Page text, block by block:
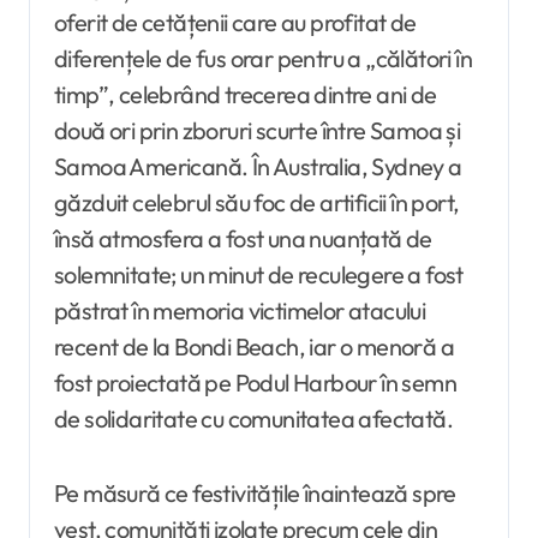
oferit de cetățenii care au profitat de
diferențele de fus orar pentru a „călători în
timp”, celebrând trecerea dintre ani de
două ori prin zboruri scurte între Samoa și
Samoa Americană. În Australia, Sydney a
găzduit celebrul său foc de artificii în port,
însă atmosfera a fost una nuanțată de
solemnitate; un minut de reculegere a fost
păstrat în memoria victimelor atacului
recent de la Bondi Beach, iar o menoră a
fost proiectată pe Podul Harbour în semn
de solidaritate cu comunitatea afectată.
Pe măsură ce festivitățile înaintează spre
vest, comunități izolate precum cele din